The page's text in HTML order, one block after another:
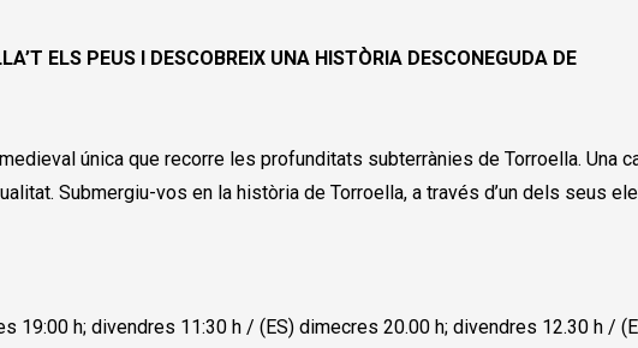
ELS PEUS I DESCOBREIX UNA HISTÒRIA DESCONEGUDA DE
única que recorre les profunditats subterrànies de Torroella. Una
Submergiu-vos en la història de Torroella, a través d’un dels seus
19:00 h; divendres 11:30 h / (ES) dimecres 20.00 h; divendres 12.30 h /